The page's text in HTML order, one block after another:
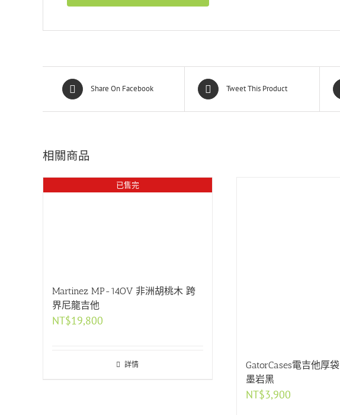
Share On Facebook Tweet This Product
相關商品
已售完
Martinez MP-14OV 非洲胡桃木 跨
界尼龍吉他
NT$19,800
詳情
GatorCases電吉他厚
墨岩黑
NT$3,900